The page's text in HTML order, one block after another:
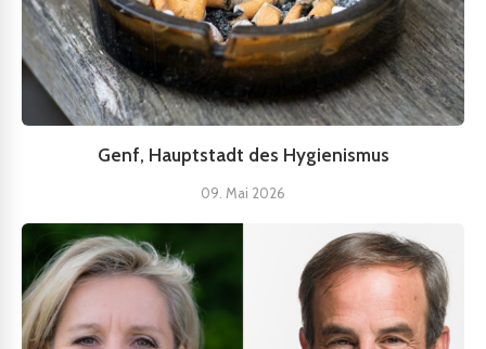
Genf, Hauptstadt des Hygienismus
09. Mai 2026